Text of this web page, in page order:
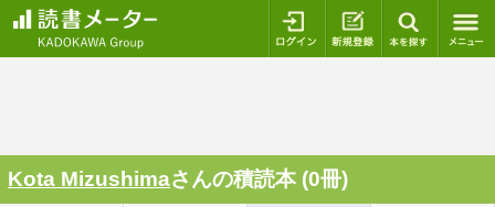
ログイン 新規登録
Kota Mizushimaさんの積読本 (0冊)